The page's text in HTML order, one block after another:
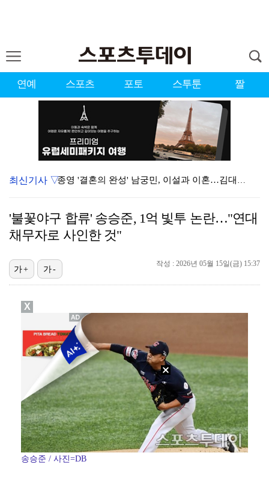
연예 스포츠 포토 스투툰 짤
종영 '결혼의 완성' 남궁민, 이설과 이혼…김대명·우지…
[ST포토] 도겸-민규-정한, '우리는 맨시티 팬'
'7번' 이강인, 한국 팬들 앞에서 AT마드리드 데뷔……
[ST포토] 이강인, '새 유니폼 어때요?'
[ST포토] 제나, '경주공주'
[ST포토] 디에고 시메오네 감독, '강인아, 기대가 …
[ST포토] 이강인, '이제는 스페인에서 뛴다'
최신기사 ▽
'불꽃야구 합류' 송승준, 1억 빛투 논란…"연대
채무자로 사인한 것"
작성 : 2026년 05월 15일(금) 15:37
가+ 가-
송승준 / 사진=DB
X